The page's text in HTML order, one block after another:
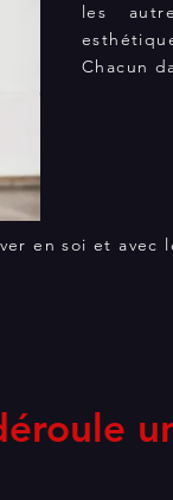
les
Chacun
en soi et avec